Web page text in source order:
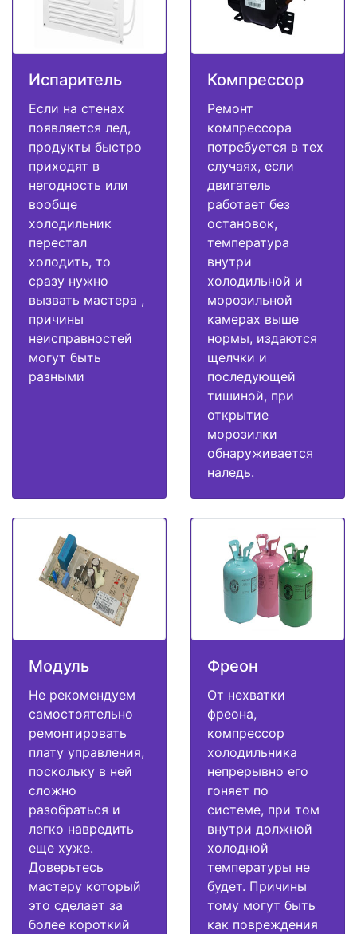
Испаритель
Если на стенах
появляется лед,
продукты быстро
приходят в
негодность или
вообще
холодильник
перестал
холодить, то
сразу нужно
вызвать мастера ,
причины
неисправностей
могут быть
разными
Компрессор
Ремонт
компрессора
потребуется в тех
случаях, если
двигатель
работает без
остановок,
температура
внутри
холодильной и
морозильной
камерах выше
нормы, издаются
щелчки и
последующей
тишиной, при
открытие
морозилки
обнаруживается
наледь.
Модуль
Не рекомендуем
самостоятельно
ремонтировать
плату управления,
поскольку в ней
сложно
разобраться и
легко навредить
еще хуже.
Доверьтесь
мастеру который
это сделает за
более короткий
Фреон
От нехватки
фреона,
компрессор
холодильника
непрерывно его
гоняет по
системе, при том
внутри должной
холодной
температуры не
будет. Причины
тому могут быть
как повреждения